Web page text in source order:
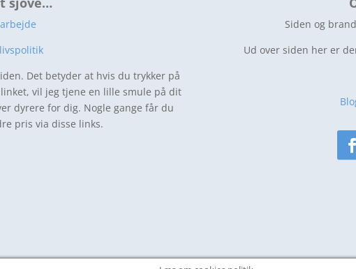
Det betyder at hvis du trykker på
vil jeg tjene en lille smule på dit
dyrere for dig. Nogle gange får du
pris via disse links.
Siden og
Ud over siden her er